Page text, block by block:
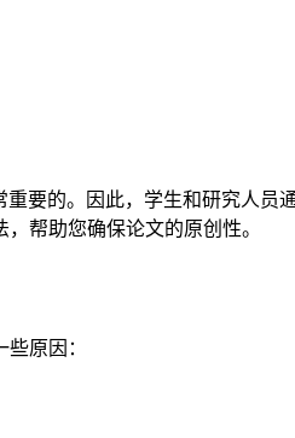
要的。因此，学生和研究人
帮助您确保论文的原创性。
原因：